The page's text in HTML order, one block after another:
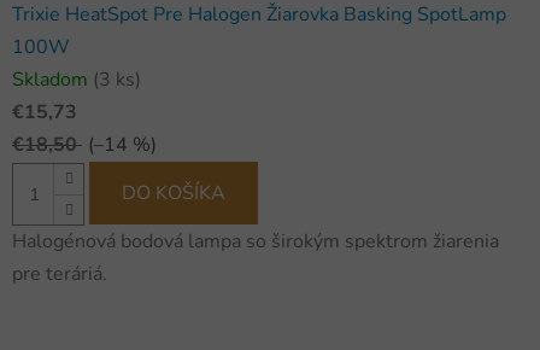
Trixie HeatSpot Pre Halogen Žiarovka Basking SpotLamp
100W
Skladom (3 ks)
€15,73
€18,50 (–14 %)
DO KOŠÍKA
Halogénová bodová lampa so širokým spektrom žiarenia
pre teráriá.